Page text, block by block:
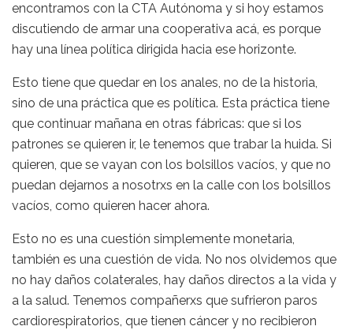
encontramos con la CTA Autónoma y si hoy estamos
discutiendo de armar una cooperativa acá, es porque
hay una línea política dirigida hacia ese horizonte.
Esto tiene que quedar en los anales, no de la historia,
sino de una práctica que es política. Esta práctica tiene
que continuar mañana en otras fábricas: que si los
patrones se quieren ir, le tenemos que trabar la huida. Si
quieren, que se vayan con los bolsillos vacíos, y que no
puedan dejarnos a nosotrxs en la calle con los bolsillos
vacíos, como quieren hacer ahora.
Esto no es una cuestión simplemente monetaria,
también es una cuestión de vida. No nos olvidemos que
no hay daños colaterales, hay daños directos a la vida y
a la salud. Tenemos compañerxs que sufrieron paros
cardiorespiratorios, que tienen cáncer y no recibieron